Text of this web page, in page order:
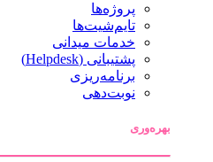
پروژه‌ها
تایم‌شیت‌ها
خدمات میدانی
پشتیبانی (Helpdesk)
برنامه‌ریزی
نوبت‌دهی
بهره‌وری